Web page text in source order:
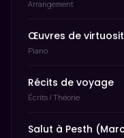
Arrangement
Œuvres de
Piano
Récits de voyage
Écrits / Théorie
Salut à Pesth